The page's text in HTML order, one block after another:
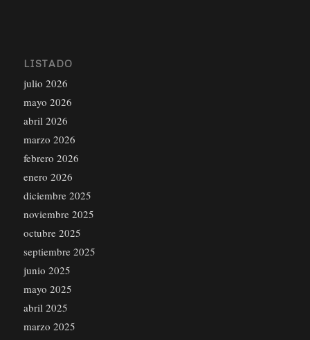
LISTADO
julio 2026
mayo 2026
abril 2026
marzo 2026
febrero 2026
enero 2026
diciembre 2025
noviembre 2025
octubre 2025
septiembre 2025
junio 2025
mayo 2025
abril 2025
marzo 2025